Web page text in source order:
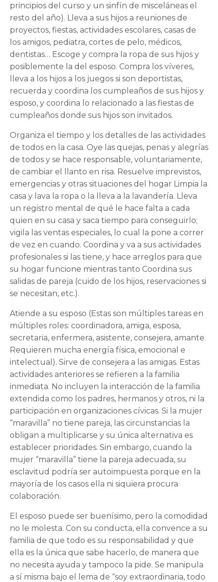
principios del curso y un sinfín de misceláneas el
resto del año). Lleva a sus hijos a reuniones de
proyectos, fiestas, actividades escolares, casas de
los amigos, pediatra, cortes de pelo, médicos,
dentistas… Escoge y compra la ropa de sus hijos y
posiblemente la del esposo. Compra los víveres,
lleva a los hijos a los juegos si son deportistas,
recuerda y coordina los cumpleaños de sus hijos y
esposo, y coordina lo relacionado a las fiestas de
cumpleaños donde sus hijos son invitados.
Organiza el tiempo y los detalles de las actividades
de todos en la casa. Oye las quejas, penas y alegrías
de todos y se hace responsable, voluntariamente,
de cambiar el llanto en risa. Resuelve imprevistos,
emergencias y otras situaciones del hogar Limpia la
casa y lava la ropa o la lleva a la lavandería. Lleva
un registro mental de qué le hace falta a cada
quien en su casa y saca tiempo para conseguirlo;
vigila las ventas especiales, lo cual la pone a correr
de vez en cuando. Coordina y va a sus actividades
profesionales si las tiene, y hace arreglos para que
su hogar funcione mientras tanto Coordina sus
salidas de pareja (cuido de los hijos, reservaciones si
se necesitan, etc.).
Atiende a su esposo (Estas son múltiples tareas en
múltiples roles: coordinadora, amiga, esposa,
secretaria, enfermera, asistente, consejera, amante.
Requieren mucha energía física, emocional e
intelectual). Sirve de consejera a las amigas. Estas
actividades anteriores se refieren a la familia
inmediata. No incluyen la interacción de la familia
extendida como los padres, hermanos y otros, ni la
participación en organizaciones cívicas. Si la mujer
“maravilla” no tiene pareja, las circunstancias la
obligan a multiplicarse y su única alternativa es
establecer prioridades. Sin embargo, cuando la
mujer “maravilla” tiene la pareja adecuada, su
esclavitud podría ser autoimpuesta porque en la
mayoría de los casos ella ni siquiera procura
colaboración.
El esposo puede ser buenísimo, pero la comodidad
no le molesta. Con su conducta, ella convence a su
familia de que todo es su responsabilidad y que
ella es la única que sabe hacerlo, de manera que
no necesita ayuda y tampoco la pide. Se manipula
a sí misma bajo el lema de “soy extraordinaria, todo